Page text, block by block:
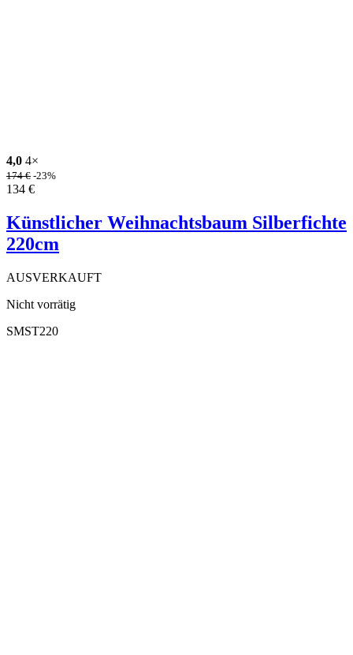
4,0 4×
174€ -23%
134 €
Künstlicher Weihnachtsbaum Silberfichte
220cm
AUSVERKAUFT
Nicht vorrätig
SMST220